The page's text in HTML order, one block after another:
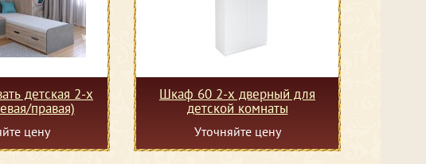
детская 2-х
правая)
цену
Шкаф 60 2-х дверный для
детской комнаты
Уточняйте цену